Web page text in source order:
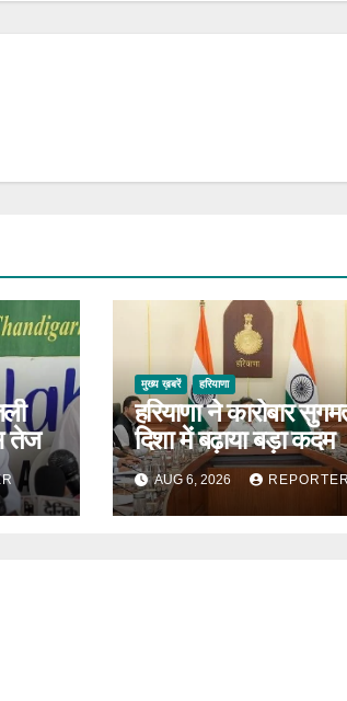
तेज
मुख्य ख़बरें हरियाणा
हरियाणा ने कारोबार
दिशा में बढ़ाया बड़ा कदम
AUG 6, 2026